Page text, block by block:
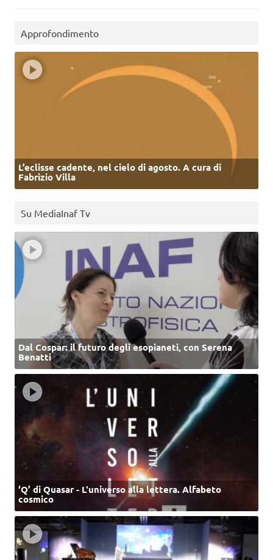
Approfondimento
L’eclisse cadente, nel cielo di agosto. A cura di
Fabrizio Villa
Su MediaInaf Tv
Dal Cospar: il futuro degli esopianeti, con Serena
Benatti
‘Q’ di Quasar - L'universo alla lettera. Alfabeto
cosmico